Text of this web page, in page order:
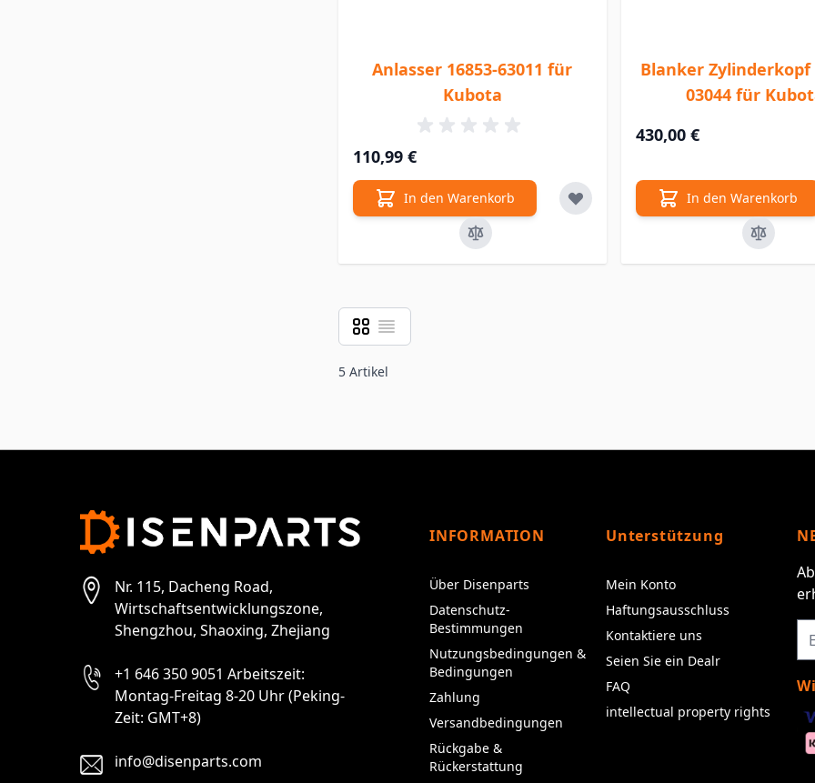
Anlasser 16853-63011 für
Kubota
110,99 €
In den Warenkorb
Blanker Zylinderkopf
03044 für
430,00 €
In den Warenkorb
Ansicht als
Raster
Liste
5 Artikel
Nr. 115, Dacheng Road,
Wirtschaftsentwicklungszone,
Shengzhou, Shaoxing, Zhejiang
+1 646 350 9051 Arbeitszeit:
Montag-Freitag 8-20 Uhr (Peking-
Zeit: GMT+8)
info@disenparts.com
INFORMATION
Über Disenparts
Datenschutz-
Bestimmungen
Nutzungsbedingungen &
Bedingungen
Zahlung
Versandbedingungen
Rückgabe &
Rückerstattung
Unterstützung
Mein Konto
Haftungsausschluss
Kontaktiere uns
Seien Sie ein Dealr
FAQ
intellectual property rights